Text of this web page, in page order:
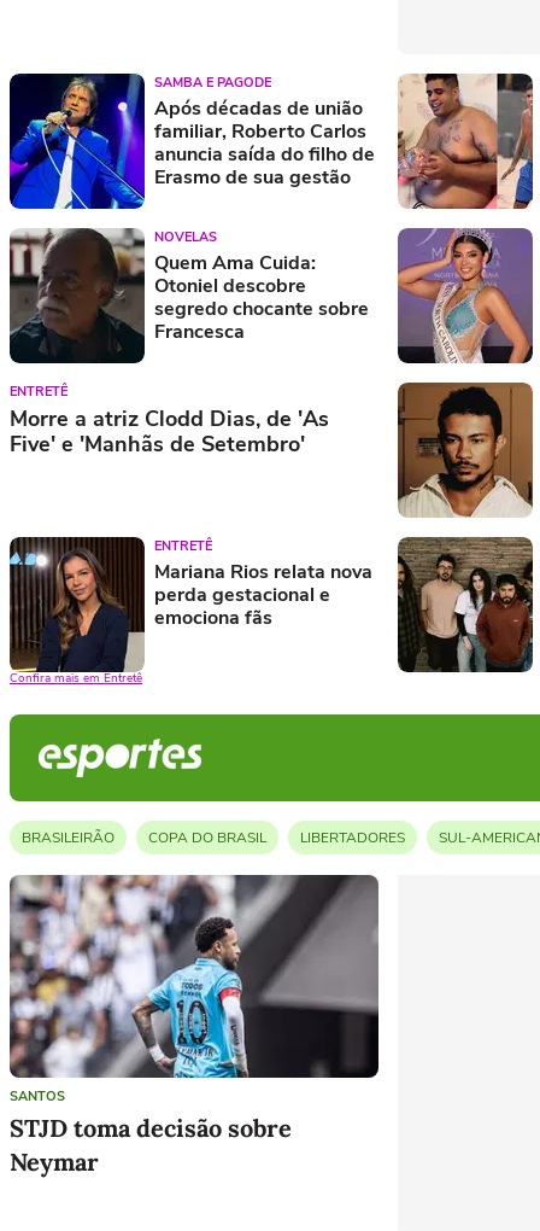
SAMBA E PAGODE
Após décadas de união
familiar, Roberto Carlos
anuncia saída do filho de
Erasmo de sua gestão
NOVELAS
Quem Ama Cuida:
Otoniel descobre
segredo chocante sobre
Francesca
ENTRETÊ
Morre a atriz Clodd Dias, de 'As
Five' e 'Manhãs de Setembro'
ENTRETÊ
Mariana Rios relata nova
perda gestacional e
emociona fãs
Confira mais em Entretê
BRASILEIRÃO COPA DO BRASIL LIBERTADORES SUL-
STOCK CAR FÓRMULA1 COPA FEMININA
VÍDEOS
SANTOS
STJD toma decisão sobre
Neymar